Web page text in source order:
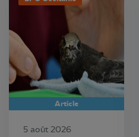
Article
5 août 2026